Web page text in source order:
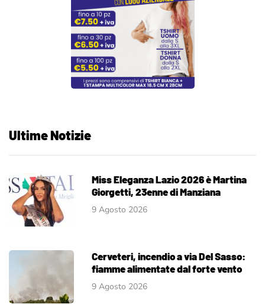
Ultime Notizie
Miss Eleganza Lazio 2026 è Martina
Giorgetti, 23enne di Manziana
9 Agosto 2026
Cerveteri, incendio a via Del Sasso:
fiamme alimentate dal forte vento
9 Agosto 2026